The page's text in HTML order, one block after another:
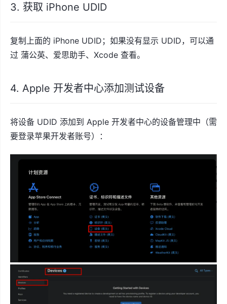
3. 获取 iPhone UDID
复制上面的 iPhone UDID；如果没有显示 UDID，可以通
过 蒲公英、爱思助手、Xcode 查看。
4. Apple 开发者中心添加测试设备
将设备 UDID 添加到 Apple 开发者中心的设备管理中（需
要登录苹果开发者账号）：